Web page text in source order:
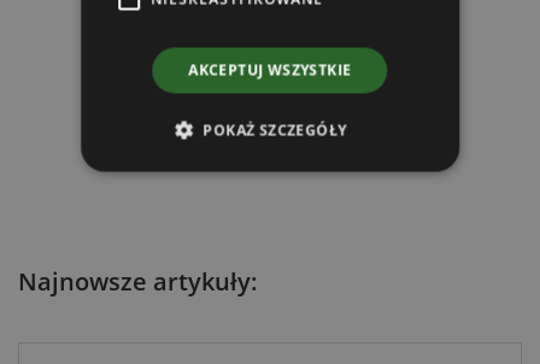
Najnowsze artykuły:
AKCEPTUJ WSZYSTKIE
POKAŻ SZCZEGÓŁY